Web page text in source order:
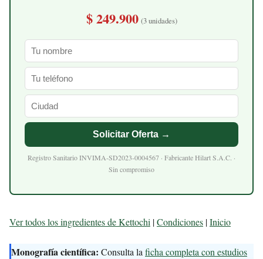
$ 249.900 (3 unidades)
Solicitar Oferta →
Registro Sanitario INVIMA-SD2023-0004567 · Fabricante Hilart S.A.C. ·
Sin compromiso
Ver todos los ingredientes de Kettochi |Condiciones |Inicio
Monografía científica: Consulta la ficha completa con estudios